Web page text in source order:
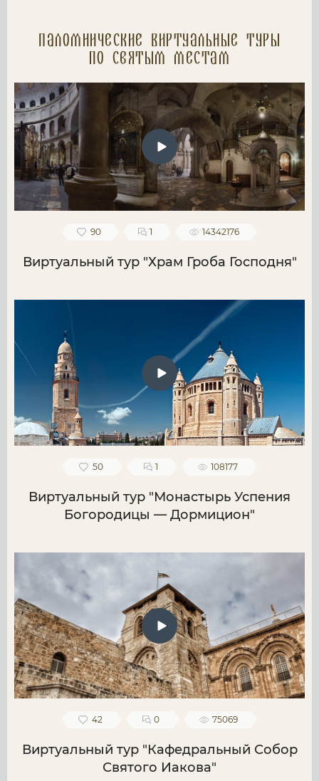
Паломнические Виртуальные туры
по святым местам
90 1 14342176
Виртуальный тур "Храм Гроба Господня"
50 1 108177
Виртуальный тур "Монастырь Успения
Богородицы — Дормицион"
42 0 75069
Виртуальный тур "Кафедральный Собор
Святого Иакова"